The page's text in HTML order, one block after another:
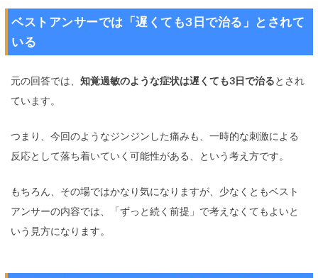
ベストアンサーでは「遅くても3日で治る」とされて
いる
元の回答では、 知覚過敏のような症状は遅くても3日で治るとされ
ています。
つまり、今回のようなジンジンした痛みも、一時的な刺激による
反応として落ち着いていく可能性がある、という考え方です。
もちろん、その場ではかなり気になりますが、少なくともベスト
アンサーの内容では、「ずっと続く前提」で考えなくてもよいと
いう見方になります。